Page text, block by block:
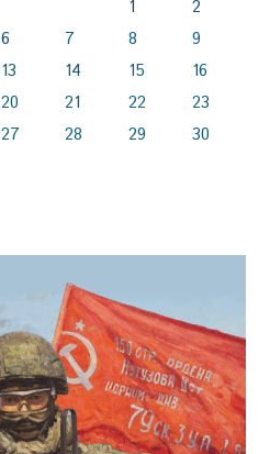
1
2
6 7 8
9
13 14 15
16
20 21 22
23
27 28 29
30